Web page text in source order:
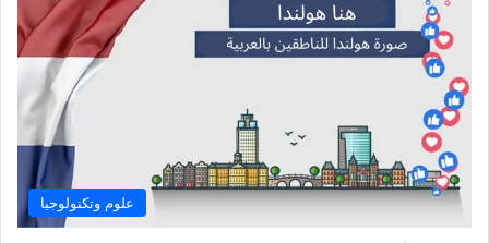
علوم وتكنولوجيا